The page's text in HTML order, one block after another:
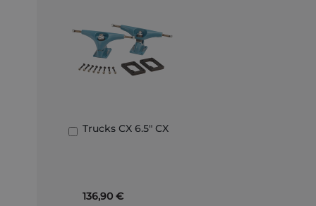
Trucks CX 6.5" CX
136,90 €
Añadir